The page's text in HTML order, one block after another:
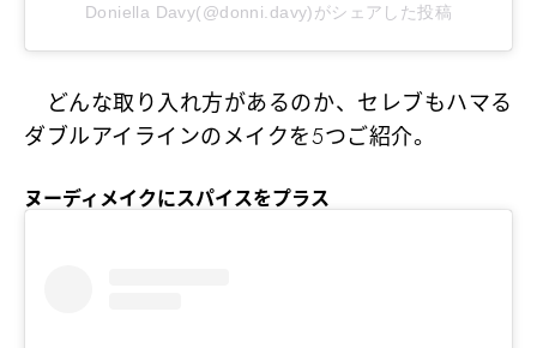
Doniella Davy(@donni.davy)がシェアした投稿
どんな取り入れ方があるのか、セレブもハマる
ダブルアイラインのメイクを5つご紹介。
ヌーディメイクにスパイスをプラス